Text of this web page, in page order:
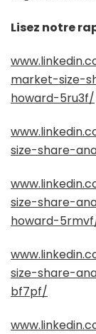
Lisez notre
market-size-
howard-5ru3f/
size-share-
size-share-
howard-
size-share-
bf7pf/